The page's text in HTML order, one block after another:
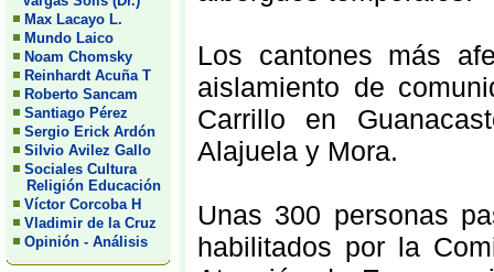
Max Lacayo L.
Mundo Laico
Noam Chomsky
Reinhardt Acuña T
Roberto Sancam
Santiago Pérez
Sergio Erick Ardón
Silvio Avilez Gallo
Sociales Cultura
Religión Educación
Víctor Corcoba H
Vladimir de la Cruz
Opinión - Análisis
Los cantones más
aislamiento de
Carrillo en
Alajuela y Mora.
Unas 300 personas
habilitados por la